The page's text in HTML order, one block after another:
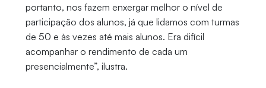
portanto, nos fazem enxergar melhor o nível de
participação dos alunos, já que lidamos com turmas
de 50 e às vezes até mais alunos. Era difícil
acompanhar o rendimento de cada um
presencialmente”, ilustra.